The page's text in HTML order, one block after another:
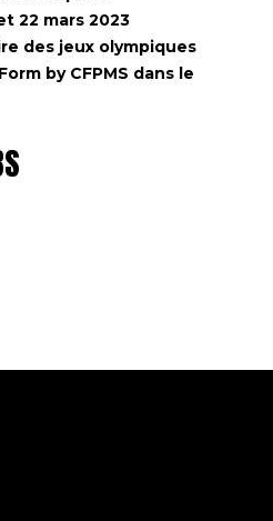
22 mars 2023
des jeux olympiques
by CFPMS dans le